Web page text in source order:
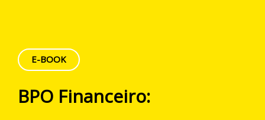
E-BOOK
BPO Financeiro: